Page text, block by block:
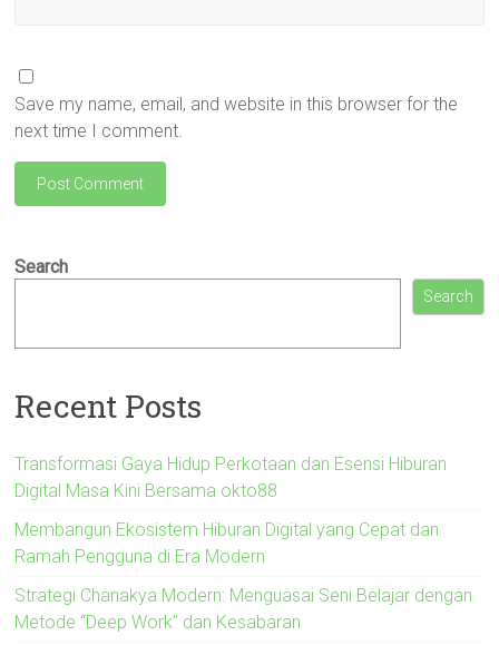
Save my name, email, and website in this browser for the
next time I comment.
Search
Search
Recent Posts
Transformasi Gaya Hidup Perkotaan dan Esensi Hiburan
Digital Masa Kini Bersama okto88
Membangun Ekosistem Hiburan Digital yang Cepat dan
Ramah Pengguna di Era Modern
Strategi Chanakya Modern: Menguasai Seni Belajar dengan
Metode “Deep Work” dan Kesabaran